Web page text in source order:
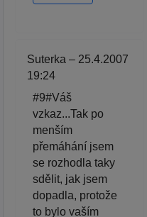
Suterka – 25.4.2007
19:24
#9#Váš
vzkaz...Tak po
menším
přemáhání jsem
se rozhodla taky
sdělit, jak jsem
dopadla, protože
to bylo vaším